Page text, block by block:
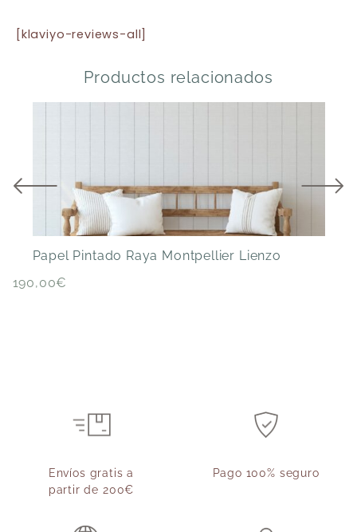
[klaviyo-reviews-all]
Productos relacionados
Papel Pintado Raya Montpellier Lienzo
190,00€
Envíos gratis a
partir de 200€
Pago 100% seguro